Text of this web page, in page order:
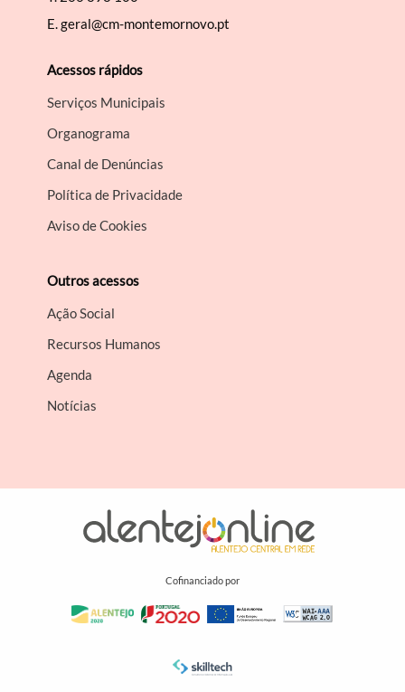
E.geral@cm-montemornovo.pt
Acessos rápidos
Serviços Municipais
Organograma
Canal de Denúncias
Política de Privacidade
Aviso de Cookies
Outros acessos
Ação Social
Recursos Humanos
Agenda
Notícias
Cofinanciado por